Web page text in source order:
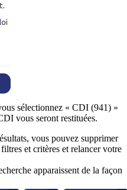
sélectionnez « CDI (941) »
vous seront restituées.
vous pouvez supprimer
et critères et relancer votre
apparaissent de la façon